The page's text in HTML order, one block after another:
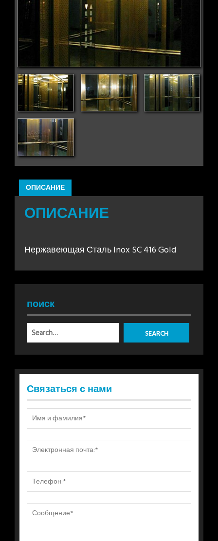
ОПИСАНИЕ
ОПИСАНИЕ
Нержавеющая Сталь Inox SC 416 Gold
поиск
Связаться с нами